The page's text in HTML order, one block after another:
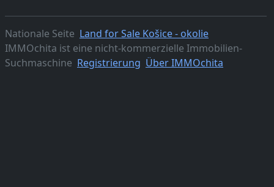
Nationale Seite Land for Sale Košice - okolie
IMMOchita ist eine nicht-kommerzielle Immobilien-
Suchmaschine Registrierung Über IMMOchita